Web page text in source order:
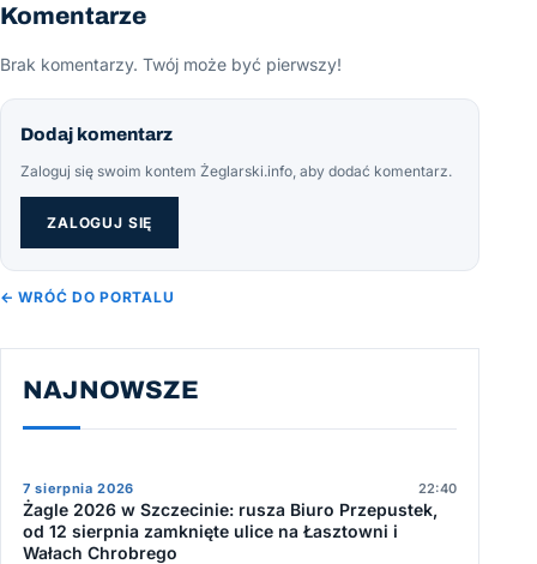
Komentarze
Brak komentarzy. Twój może być pierwszy!
Dodaj komentarz
Zaloguj się swoim kontem Żeglarski.info, aby dodać komentarz.
ZALOGUJ SIĘ
← WRÓĆ DO PORTALU
NAJNOWSZE
7 sierpnia 2026 22:40
Żagle 2026 w Szczecinie: rusza Biuro Przepustek,
od 12 sierpnia zamknięte ulice na Łasztowni i
Wałach Chrobrego